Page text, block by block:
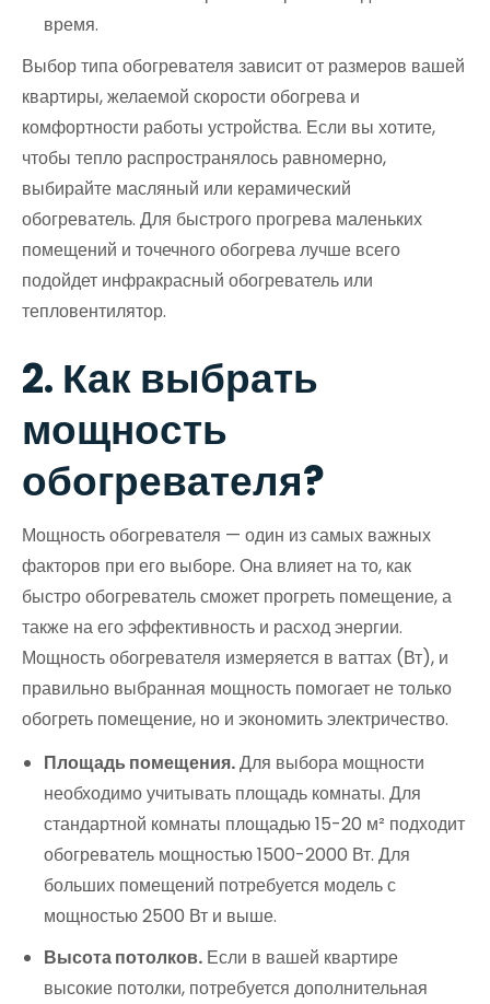
время.
Выбор типа обогревателя зависит от размеров вашей
квартиры, желаемой скорости обогрева и
комфортности работы устройства. Если вы хотите,
чтобы тепло распространялось равномерно,
выбирайте масляный или керамический
обогреватель. Для быстрого прогрева маленьких
помещений и точечного обогрева лучше всего
подойдет инфракрасный обогреватель или
тепловентилятор.
2. Как выбрать
мощность
обогревателя?
Мощность обогревателя — один из самых важных
факторов при его выборе. Она влияет на то, как
быстро обогреватель сможет прогреть помещение, а
также на его эффективность и расход энергии.
Мощность обогревателя измеряется в ваттах (Вт), и
правильно выбранная мощность помогает не только
обогреть помещение, но и экономить электричество.
Площадь помещения.Для выбора мощности
необходимо учитывать площадь комнаты. Для
стандартной комнаты площадью 15-20 м² подходит
обогреватель мощностью 1500-2000 Вт. Для
больших помещений потребуется модель с
мощностью 2500 Вт и выше.
Высота потолков. Если в вашей квартире
высокие потолки, потребуется дополнительная